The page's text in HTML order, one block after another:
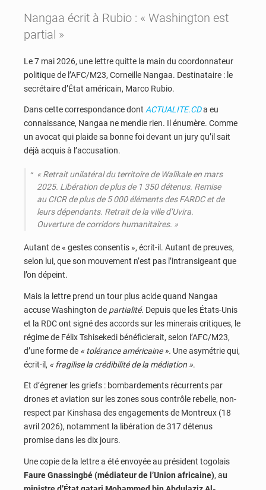
Nangaa écrit à Rubio : « Washington est
partial »
Le 7 mai 2026, une lettre quitte la main du coordonnateur
politique de l’AFC/M23, Corneille Nangaa. Destinataire : le
secrétaire d’État américain, Marco Rubio.
Dans cette correspondance dont ACTUALITE.CDa eu
connaissance, Nangaa ne mendie rien. Il énumère. Comme
un avocat qui plaide sa bonne foi devant un jury qu’il sait
déjà acquis à l’accusation.
« Retrait unilatéral du territoire de Walikale en mars
2025. Libération de plus de 1 350 détenus. Remise
au CICR de plus de 5 000 éléments des FARDC et de
leurs dépendants. Retrait de la ville d’Uvira.
Ouverture de corridors humanitaires. »
Autant de « gestes consentis », écrit-il. Autant de preuves,
selon lui, que son mouvement n’est pas l’intransigeant que
l’on dépeint.
Mais la lettre prend un tour plus acide quand Nangaa
accuse Washington de partialité. Depuis que les États-Unis
et la RDC ont signé des accords sur les minerais critiques, le
régime de Félix Tshisekedi bénéficierait, selon l’AFC/M23,
d’une forme de « tolérance américaine ». Une asymétrie qui,
écrit-il, « fragilise la crédibilité de la médiation ».
Et d’égrener les griefs : bombardements récurrents par
drones et aviation sur les zones sous contrôle rebelle, non-
respect par Kinshasa des engagements de Montreux (18
avril 2026), notamment la libération de 317 détenus
promise dans les dix jours.
Une copie de la lettre a été envoyée au président togolais
Faure Gnassingbé (médiateur de l’Union africaine), au